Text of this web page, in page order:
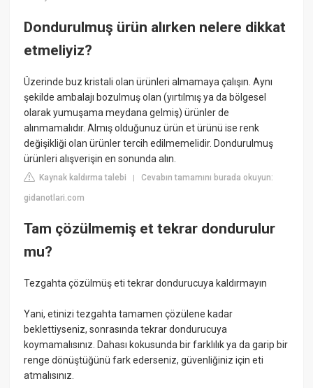
Dondurulmuş ürün alırken nelere dikkat
etmeliyiz?
Üzerinde buz kristali olan ürünleri almamaya çalışın. Aynı
şekilde ambalajı bozulmuş olan (yırtılmış ya da bölgesel
olarak yumuşama meydana gelmiş) ürünler de
alınmamalıdır. Almış olduğunuz ürün et ürünü ise renk
değişikliği olan ürünler tercih edilmemelidir. Dondurulmuş
ürünleri alışverişin en sonunda alın.
Kaynak kaldırma talebi |Cevabın tamamını burada okuyun:
gidanotlari.com
Tam çözülmemiş et tekrar dondurulur
mu?
Tezgahta çözülmüş eti tekrar dondurucuya kaldırmayın
Yani, etinizi tezgahta tamamen çözülene kadar
beklettiyseniz, sonrasında tekrar dondurucuya
koymamalısınız. Dahası kokusunda bir farklılık ya da garip bir
renge dönüştüğünü fark ederseniz, güvenliğiniz için eti
atmalısınız.